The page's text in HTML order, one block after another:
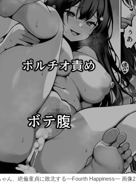
ゃん、絶倫童貞に敗北する―Fourth Happiness― 画像2